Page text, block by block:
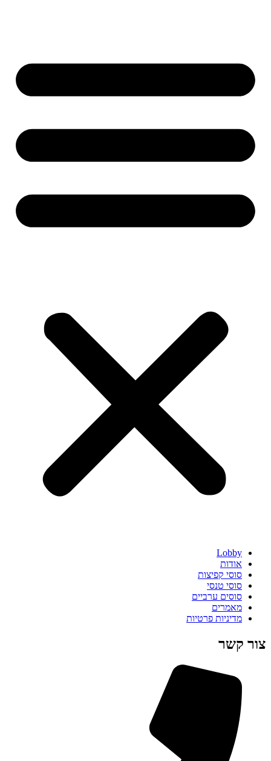
Lobby
אודות
סוסי קפיצות
סוסי טנסי
סוסים ערביים
מאמרים
מדיניות פרטיות
צור קשר